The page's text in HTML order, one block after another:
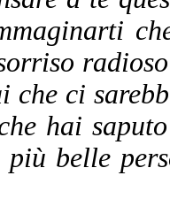
che ci
hai
belle